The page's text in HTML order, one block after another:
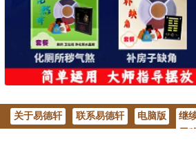
关于易德轩 联系易德轩 电脑版
继